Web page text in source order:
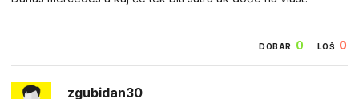
DOBAR 0 LOŠ 0
zgubidan30